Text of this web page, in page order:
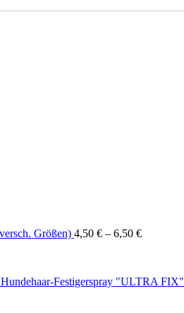
Größen) 4,50 € – 6,50 €
Festigerspray "ULTRA FIX"